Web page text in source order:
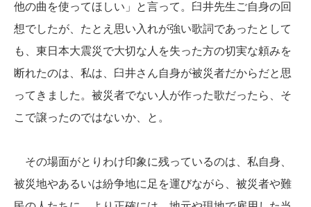
他の曲を使ってほしい」と言って。臼井先生ご自身の回
想でしたが、たとえ思い入れが強い歌詞であったとして
も、東日本大震災で大切な人を失った方の切実な頼みを
断れたのは、私は、臼井さん自身が被災者だからだと思
ってきました。被災者でない人が作った歌だったら、そ
こで譲ったのではないか、と。
その場面がとりわけ印象に残っているのは、私自身、
被災地やあるいは紛争地に足を運びながら、被災者や難